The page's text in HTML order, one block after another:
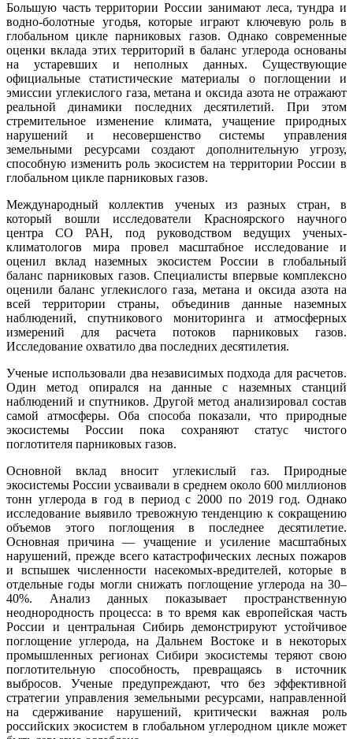
Большую часть территории России занимают леса, тундра и
водно-болотные угодья, которые играют ключевую роль в
глобальном цикле парниковых газов. Однако современные
оценки вклада этих территорий в баланс углерода основаны
на устаревших и неполных данных. Существующие
официальные статистические материалы о поглощении и
эмиссии углекислого газа, метана и оксида азота не отражают
реальной динамики последних десятилетий. При этом
стремительное изменение климата, учащение природных
нарушений и несовершенство системы управления
земельными ресурсами создают дополнительную угрозу,
способную изменить роль экосистем на территории России в
глобальном цикле парниковых газов.
Международный коллектив ученых из разных стран, в
который вошли исследователи Красноярского научного
центра СО РАН, под руководством ведущих ученых-
климатологов мира провел масштабное исследование и
оценил вклад наземных экосистем России в глобальный
баланс парниковых газов. Специалисты впервые комплексно
оценили баланс углекислого газа, метана и оксида азота на
всей территории страны, объединив данные наземных
наблюдений, спутникового мониторинга и атмосферных
измерений для расчета потоков парниковых газов.
Исследование охватило два последних десятилетия.
Ученые использовали два независимых подхода для расчетов.
Один метод опирался на данные с наземных станций
наблюдений и спутников. Другой метод анализировал состав
самой атмосферы. Оба способа показали, что природные
экосистемы России пока сохраняют статус чистого
поглотителя парниковых газов.
Основной вклад вносит углекислый газ. Природные
экосистемы России усваивали в среднем около 600 миллионов
тонн углерода в год в период с 2000 по 2019 год. Однако
исследование выявило тревожную тенденцию к сокращению
объемов этого поглощения в последнее десятилетие.
Основная причина — учащение и усиление масштабных
нарушений, прежде всего катастрофических лесных пожаров
и вспышек численности насекомых-вредителей, которые в
отдельные годы могли снижать поглощение углерода на 30–
40%. Анализ данных показывает пространственную
неоднородность процесса: в то время как европейская часть
России и центральная Сибирь демонстрируют устойчивое
поглощение углерода, на Дальнем Востоке и в некоторых
промышленных регионах Сибири экосистемы теряют свою
поглотительную способность, превращаясь в источник
выбросов. Ученые предупреждают, что без эффективной
стратегии управления земельными ресурсами, направленной
на сдерживание нарушений, критически важная роль
российских экосистем в глобальном углеродном цикле может